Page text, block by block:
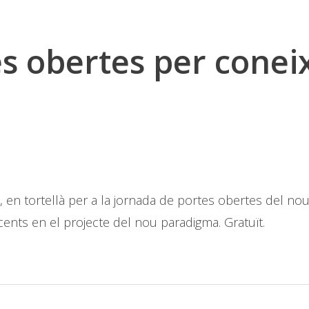
obertes per
en tortellà per a la jornada de portes obertes del
en el projecte del nou paradigma. Gratuït.